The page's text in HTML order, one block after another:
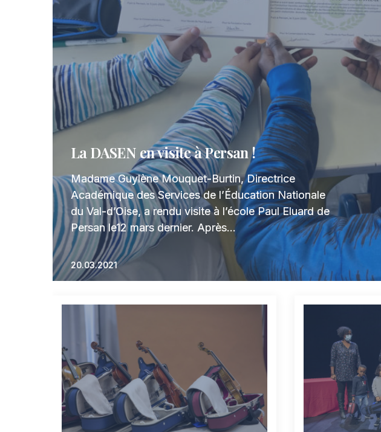
La DASEN en visite à Persan !
Madame Guylène Mouquet-Burtin, Directrice
Académique des Services de l’Éducation Nationale
du Val-d’Oise, a rendu visite à l’école Paul Eluard de
Persan le12 mars dernier. Après…
20.03.2021